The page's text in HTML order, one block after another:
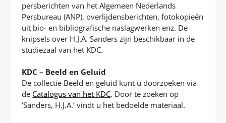
persberichten van het Algemeen Nederlands
Persbureau (ANP), overlijdensberichten, fotokopieën
uit bio- en bibliografische naslagwerken enz. De
knipsels over H.J.A. Sanders zijn beschikbaar in de
studiezaal van het KDC.
KDC – Beeld en Geluid
De collectie Beeld en geluid kunt u doorzoeken via
de Catalogus van het KDC. Door te zoeken op
‘Sanders, H.J.A.’ vindt u het bedoelde materiaal.